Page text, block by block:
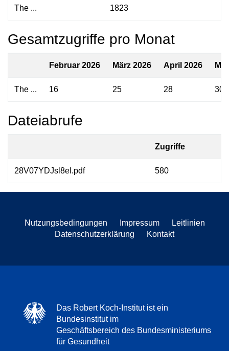
The ... 1823
Gesamtzugriffe pro Monat
Februar 2026 März 2026 April 2026
The ... 16 25 28 30
Dateiabrufe
Zugriffe
28V07YDJsl8eI.pdf 580
Nutzungsbedingungen Impressum
Leitlinien
Datenschutzerklärung
Kontakt
Das Robert Koch-Institut ist ein
Bundesinstitut im
Geschäftsbereich des Bundesministeriums
für Gesundheit